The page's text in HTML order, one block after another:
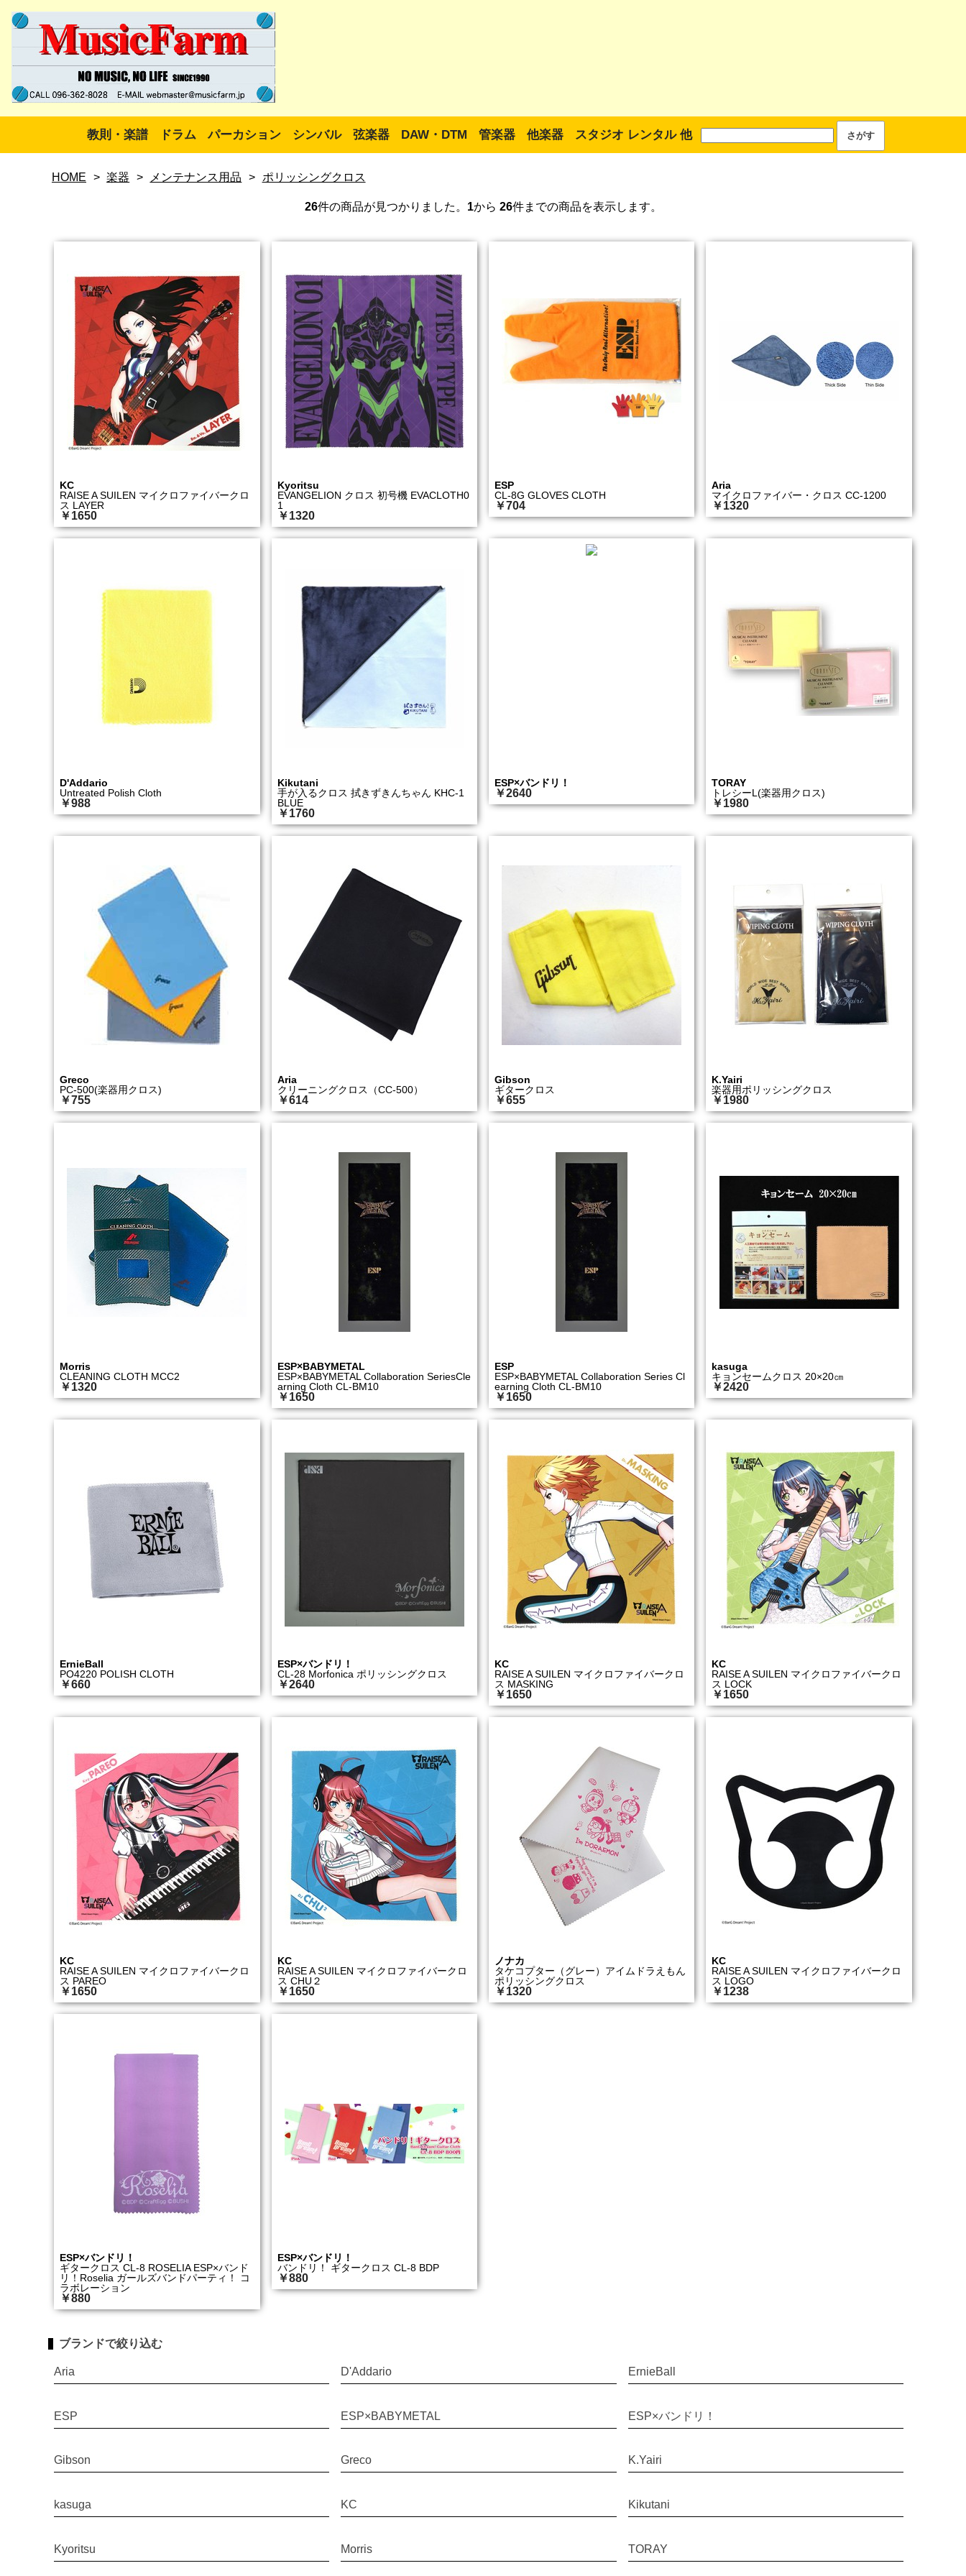
教則・楽譜 ドラム パーカション シンバル 弦楽器 DAW・DTM 管楽器 他楽器 スタジオ レンタル 他
HOME > 楽器 > メンテナンス用品 > ポリッシングクロス
26件の商品が見つかりました。 1から 26件までの商品を表示します。
KC
RAISE A SUILEN マイクロファイバークロ
ス LAYER
￥1650
Kyoritsu
EVANGELION クロス 初号機 EVACLOTH0
1
￥1320
ESP
CL-8G GLOVES CLOTH
￥704
Aria
マイクロファイバー・クロス CC-1200
￥1320
D'Addario
Untreated Polish Cloth
￥988
Kikutani
手が入るクロス 拭きずきんちゃん KHC-1
BLUE
￥1760
ESP×バンドリ！
￥2640
TORAY
トレシーL(楽器用クロス)
￥1980
Greco
PC-500(楽器用クロス)
￥755
Aria
クリーニングクロス（CC-500）
￥614
Gibson
ギタークロス
￥655
K.Yairi
楽器用ポリッシングクロス
￥1980
Morris
CLEANING CLOTH MCC2
￥1320
ESP×BABYMETAL
ESP×BABYMETAL Collaboration SeriesCle
arning Cloth CL-BM10
￥1650
ESP
ESP×BABYMETAL Collaboration Series Cl
earning Cloth CL-BM10
￥1650
kasuga
キョンセームクロス 20×20㎝
￥2420
ErnieBall
PO4220 POLISH CLOTH
￥660
ESP×バンドリ！
CL-28 Morfonica ポリッシングクロス
￥2640
KC
RAISE A SUILEN マイクロファイバークロ
ス MASKING
￥1650
KC
RAISE A SUILEN マイクロファイバークロ
ス LOCK
￥1650
KC
RAISE A SUILEN マイクロファイバークロ
ス PAREO
￥1650
KC
RAISE A SUILEN マイクロファイバークロ
ス CHU２
￥1650
ノナカ
タケコプター（グレー）アイムドラえもん
ポリッシングクロス
￥1320
KC
RAISE A SUILEN マイクロファイバークロ
ス LOGO
￥1238
ESP×バンドリ！
ギタークロス CL-8 ROSELIA ESP×バンド
リ！Roselia ガールズバンドパーティ！ コ
ラボレーション
￥880
ESP×バンドリ！
バンドリ！ ギタークロス CL-8 BDP
￥880
ブランドで絞り込む
Aria D'Addario ErnieBall
ESP ESP×BABYMETAL ESP×バンドリ！
Gibson Greco K.Yairi
kasuga KC Kikutani
Kyoritsu Morris TORAY